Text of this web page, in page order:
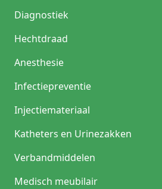
Diagnostiek
Hechtdraad
Anesthesie
Infectiepreventie
Injectiemateriaal
Katheters en Urinezakken
Verbandmiddelen
Medisch meubilair